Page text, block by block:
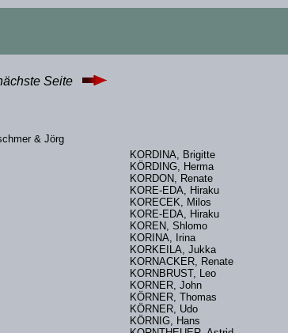
Seite
& Jörg
KORDINA, Brigitte
KÖRDING, Herma
KORDON, Renate
KORE-EDA, Hiraku
KORECEK, Milos
KORE-EDA, Hiraku
KOREN, Shlomo
KORINA, Irina
KORKEILA, Jukka
KORNACKER, Renate
KORNBRUST, Leo
KORNER, John
KÖRNER, Thomas
KÖRNER, Udo
KÖRNIG, Hans